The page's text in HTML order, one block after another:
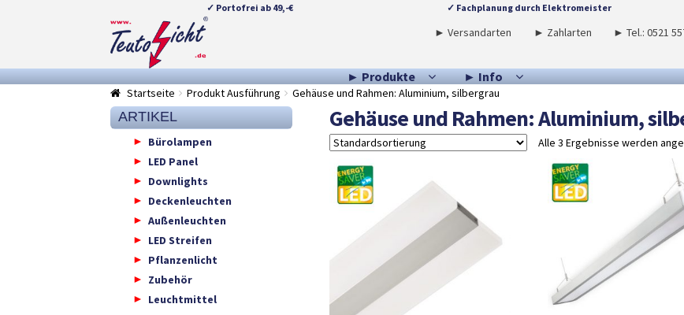
✓ Portofrei ab 49,-€ ✓ Fachplanung durch Elektromeister
Zur
Navigation
springen
Springe
zum
► Versandarten ► Zahlarten ► Tel.: 0521
► Produkte ► Info
Startseite
Produkt Ausführung Gehäuse und Rahmen: Aluminium, silbergrau
Gehäuse und Rahmen: Aluminium,
Alle 3 Ergebnisse werden
ARTIKEL
Bürolampen
LED Panel
Downlights
Deckenleuchten
Außenleuchten
LED Streifen
Pflanzenlicht
Zubehör
Leuchtmittel